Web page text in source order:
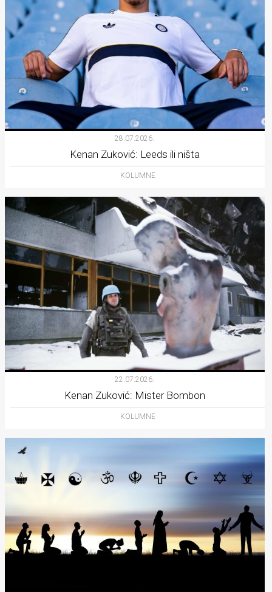
28.07.2026.
Kenan Zuković: Leeds ili ništa
KOLUMNE
22.07.2026.
Kenan Zuković: Mister Bombon
KOLUMNE